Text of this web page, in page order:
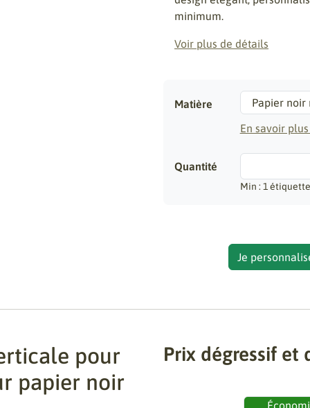
minimum.
Voir plus de détails
Matière
En savoir
Quantité
Min : 1 étiquette
Je
pour
papier noir
Prix dégressif et